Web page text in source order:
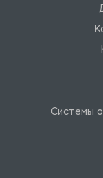
Системы